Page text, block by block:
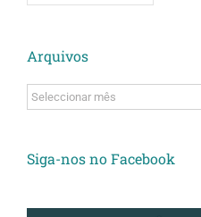
Arquivos
Arquivos
Siga-nos no Facebook